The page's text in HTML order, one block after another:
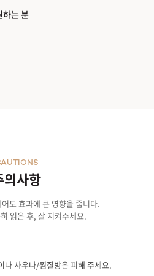
하는 분
의사항
도 효과에 큰 영향을 줍니다.
읽은 후, 잘 지켜주세요.
나 사우나/찜질방은 피해 주세요.